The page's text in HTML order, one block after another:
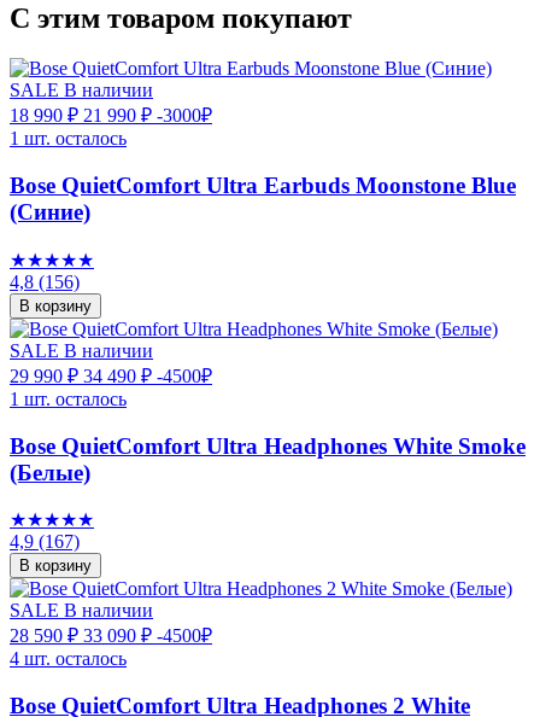
С этим товаром покупают
SALE В наличии
18 990 ₽ 21 990 ₽ -3000₽
1 шт. осталось
Bose QuietComfort Ultra Earbuds Moonstone Blue
(Синие)
★★★★★
4,8 (156)
В корзину
SALE В наличии
29 990 ₽ 34 490 ₽ -4500₽
1 шт. осталось
Bose QuietComfort Ultra Headphones White Smoke
(Белые)
★★★★★
4,9 (167)
В корзину
SALE В наличии
28 590 ₽ 33 090 ₽ -4500₽
4 шт. осталось
Bose QuietComfort Ultra Headphones 2 White